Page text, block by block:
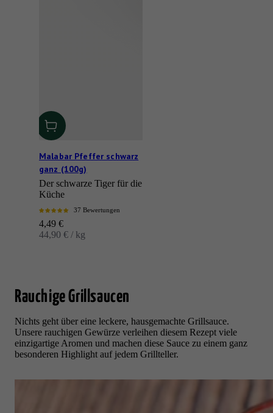
Malabar Pfeffer schwarz
ganz (100g)
Der schwarze Tiger für die
Küche
37 Bewertungen
Angebot
4,49 €
44,90 € / kg
Rauchige Grillsaucen
Nichts geht über eine leckere, hausgemachte Grillsauce.
Unsere rauchigen Gewürze verleihen diesem Rezept viele
einzigartige Aromen und machen diese Sauce zu einem ganz
besonderen Highlight auf jedem Grillteller.